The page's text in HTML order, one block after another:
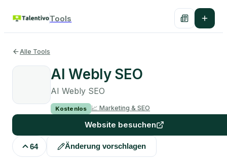
Tools
Alle Tools
AI Webly SEO
AI Webly SEO
Kostenlos 📈 Marketing & SEO
Website besuchen
64 Änderung vorschlagen